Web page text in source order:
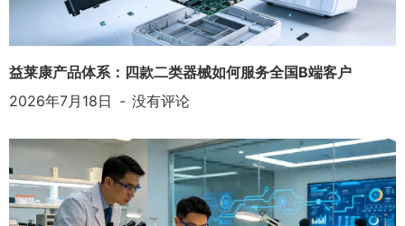
益莱康产品体系：四款二类器械如何服务全国B端客户
2026年7月18日
没有评论